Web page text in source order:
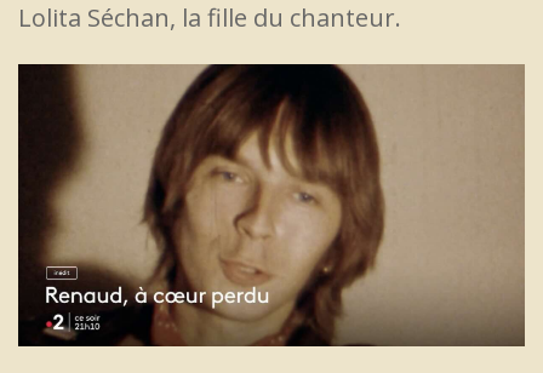
Lolita Séchan, la fille du chanteur.